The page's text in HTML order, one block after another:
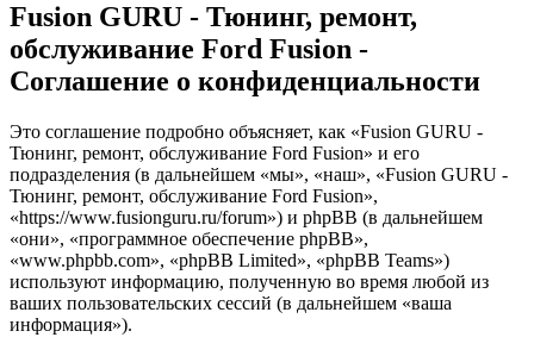
Fusion GURU - Тюнинг, ремонт,
обслуживание Ford Fusion -
Соглашение о конфиденциальности
Это соглашение подробно объясняет, как «Fusion GURU -
Тюнинг, ремонт, обслуживание Ford Fusion» и его
подразделения (в дальнейшем «мы», «наш», «Fusion GURU -
Тюнинг, ремонт, обслуживание Ford Fusion»,
«https://www.fusionguru.ru/forum») и phpBB (в дальнейшем
«они», «программное обеспечение phpBB»,
«www.phpbb.com», «phpBB Limited», «phpBB Teams»)
используют информацию, полученную во время любой из
ваших пользовательских сессий (в дальнейшем «ваша
информация»).